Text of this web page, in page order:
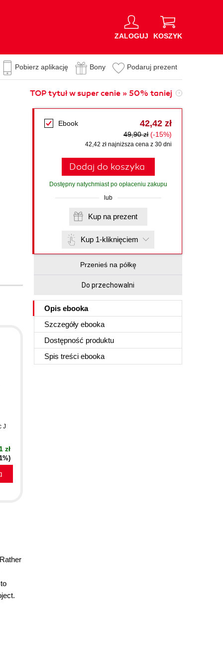
ZALOGUJ KOSZYK
Pobierz aplikację Bony Podaruj prezent
TOP tytuł w super cenie » 50% taniej
Ebook 42,42 zł
49,90 zł (-15%)
42,42 zł najniższa cena z 30 dni
Dodaj do koszyka
Dostępny natychmiast po opłaceniu zakupu
lub
Kup na prezent
Kup 1-kliknięciem
Przenieś na półkę
Do przechowalni
Opis ebooka
Szczegóły ebooka
Dostępność produktu
Spis treści ebooka
J
zł